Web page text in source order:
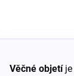
Věčné objetíje